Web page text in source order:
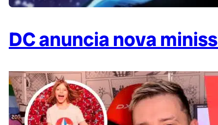
DC anuncia nova